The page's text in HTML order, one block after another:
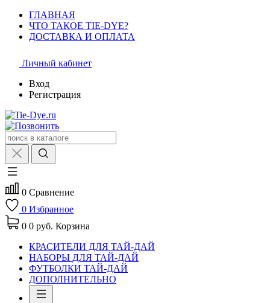
ГЛАВНАЯ
ЧТО ТАКОЕ TIE-DYE?
ДОСТАВКА И ОПЛАТА
Личный кабинет
Вход
Регистрация
0 Сравнение
0 Избранное
0 0 руб. Корзина
КРАСИТЕЛИ ДЛЯ ТАЙ-ДАЙ
НАБОРЫ ДЛЯ ТАЙ-ДАЙ
ФУТБОЛКИ ТАЙ-ДАЙ
ДОПОЛНИТЕЛЬНО